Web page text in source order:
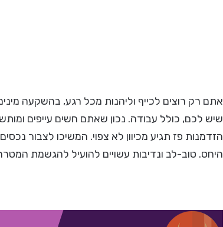
אתם רק רוצים לכייף וליהנות מכל רגע, בהשקעה
שיש לכם, כולל עבודה. נכון שאתם חשים עייפים
הזדמנות פז תגיע מכיוון לא צפוי. המשיכו לצבור
היחס. טוב-לב ונדיבות עשויים להועיל להגשמת